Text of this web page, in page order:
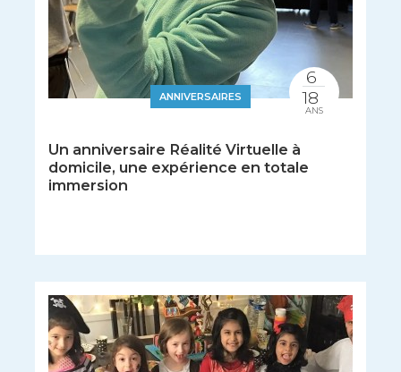
ANNIVERSAIRES
Un anniversaire Réalité Virtuelle à
domicile, une expérience en totale
immersion
6
18
ANS